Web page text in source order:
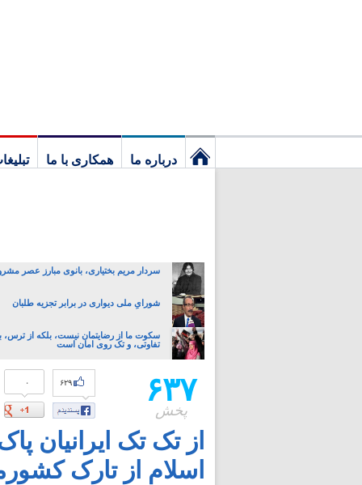
درباره ما همکاری با ما
سردار مریم بختیاری، بانوی مبارز عصر
شورایِ ملی دیواری در برابر تجزیه طلبان
سکوت ما از رضایتمان نیست، بلکه از ترس،
تفاوتی، و تک روی امان است
۶۳۷
پخش
۰ ۶۲۹
از تک تک ایرانیان
اسلام از تارک